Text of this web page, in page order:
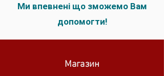
Ми впевнені що зможемо Вам
допомогти!
Магазин